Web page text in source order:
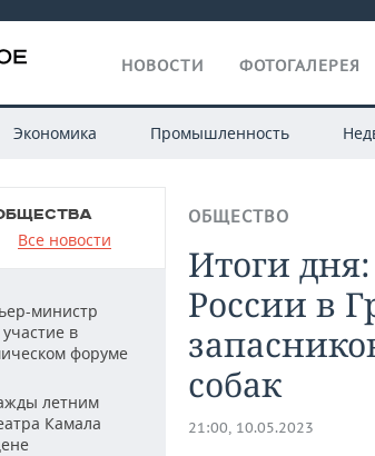
НОВОСТИ ФОТОГАЛЕРЕЯ
Экономика Промышленность
Все новости
министр
в
форуме
летним
Камала
ОБЩЕСТВО
Итоги
России в
собак
21:00, 10.05.2023